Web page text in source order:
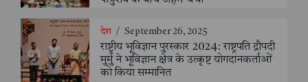
देश / September 26, 2025
राष्ट्रीय भूविज्ञान पुरस्कार 2024: राष्ट्रपति द्रौपदी
मुर्मु ने भूविज्ञान क्षेत्र के उत्कृष्ट योगदानकर्ताओं
को किया सम्मानित